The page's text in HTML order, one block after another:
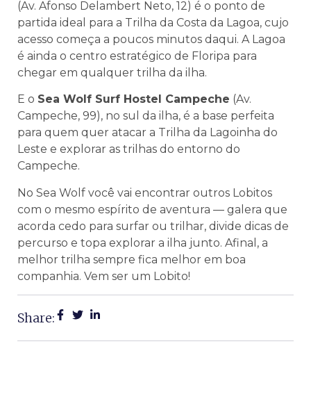
(Av. Afonso Delambert Neto, 12) é o ponto de
partida ideal para a Trilha da Costa da Lagoa, cujo
acesso começa a poucos minutos daqui. A Lagoa
é ainda o centro estratégico de Floripa para
chegar em qualquer trilha da ilha.
E o Sea Wolf Surf Hostel Campeche (Av.
Campeche, 99), no sul da ilha, é a base perfeita
para quem quer atacar a Trilha da Lagoinha do
Leste e explorar as trilhas do entorno do
Campeche.
No Sea Wolf você vai encontrar outros Lobitos
com o mesmo espírito de aventura — galera que
acorda cedo para surfar ou trilhar, divide dicas de
percurso e topa explorar a ilha junto. Afinal, a
melhor trilha sempre fica melhor em boa
companhia. Vem ser um Lobito!
Share: